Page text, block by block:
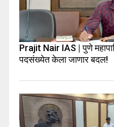
Prajit Nair IAS | पुणे
पदसंख्येत केला जाणार बदल!